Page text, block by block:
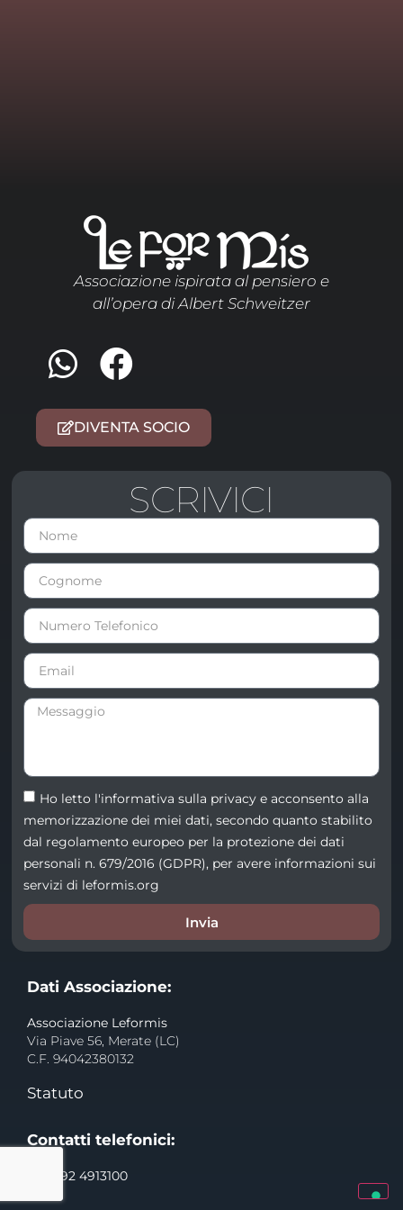
Associazione ispirata al pensiero e
all’opera di Albert Schweitzer
DIVENTA SOCIO
Dati Associazione:
Associazione Leformis
Via Piave 56, Merate (LC)
C.F. 94042380132
Statuto
Contatti telefonici:
+39 392 4913100
SCRIVICI
Ho letto l'informativa sulla privacy e acconsento alla
memorizzazione dei miei dati, secondo quanto stabilito
dal regolamento europeo per la protezione dei dati
personali n. 679/2016 (GDPR), per avere informazioni sui
servizi di leformis.org
Invia